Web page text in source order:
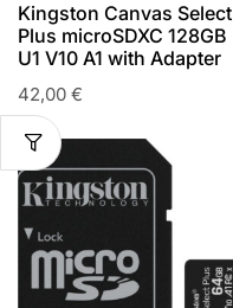
Kingston Canvas Select
Plus microSDXC 128GB
U1 V10 A1 with Adapter
42,00 €